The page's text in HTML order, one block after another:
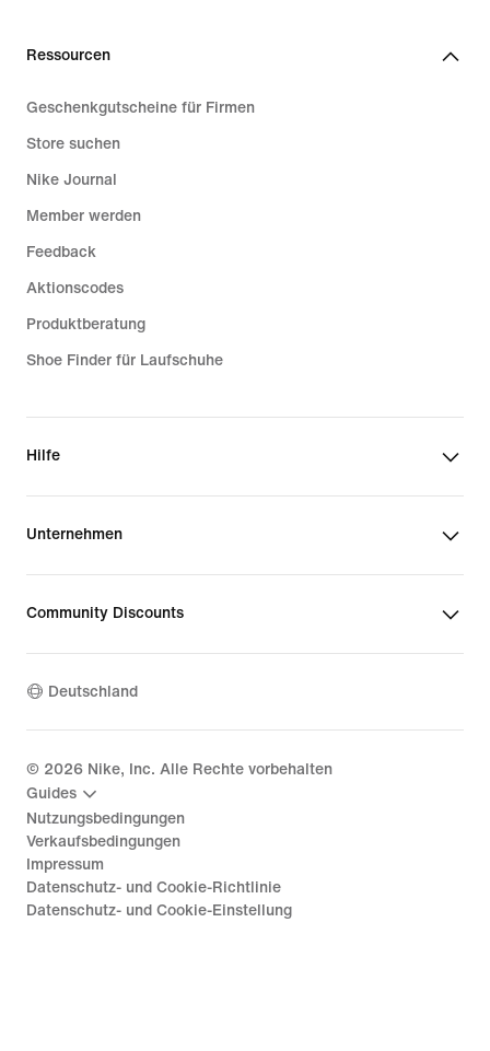
Ressourcen
Geschenkgutscheine für Firmen
Store suchen
Nike Journal
Member werden
Feedback
Aktionscodes
Produktberatung
Shoe Finder für Laufschuhe
Hilfe
Unternehmen
Community Discounts
Deutschland
© 2026 Nike, Inc. Alle Rechte vorbehalten
Guides
Nutzungsbedingungen
Verkaufsbedingungen
Impressum
Datenschutz- und Cookie-Richtlinie
Datenschutz- und Cookie-Einstellung